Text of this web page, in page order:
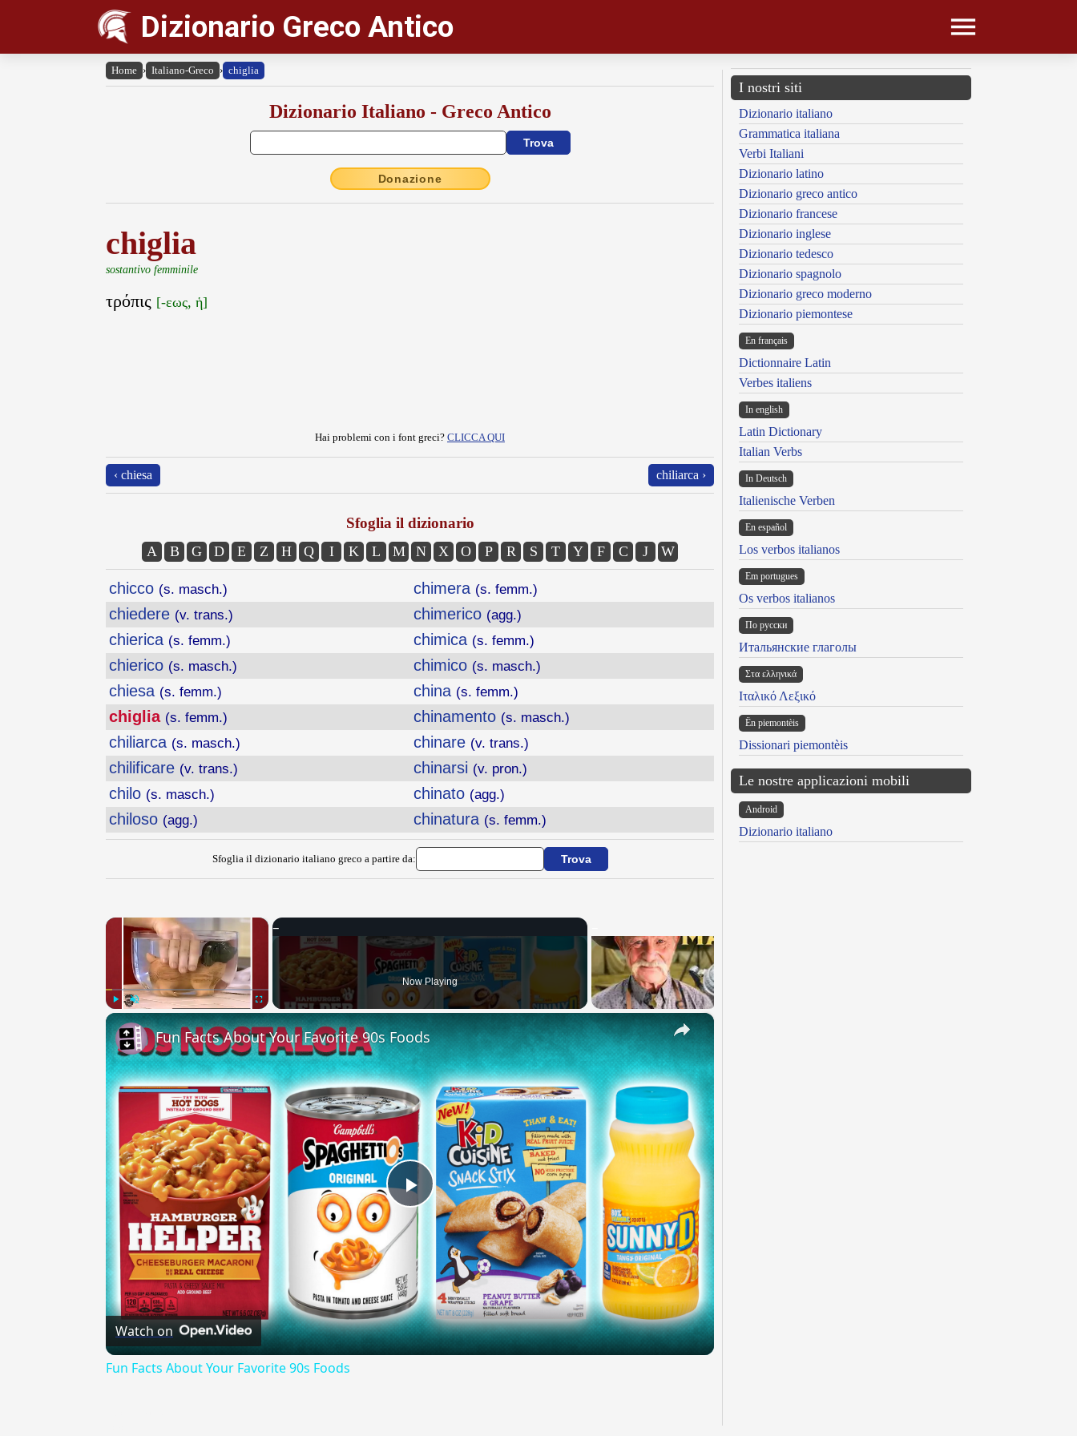
Dizionario Greco Antico
Home › Italiano-Greco › chiglia
Dizionario Italiano - Greco Antico
Donazione
chiglia
sostantivo femminile
τρόπις [-εως, ἡ]
Hai problemi con i font greci? CLICCA QUI
‹ chiesa chiliarca ›
Sfoglia il dizionario
A B G D E Z H Q I K L M N X O P R S T Y F C J W
chicco (s. masch.)
chiedere (v. trans.)
chierica (s. femm.)
chierico (s. masch.)
chiesa (s. femm.)
chiglia (s. femm.)
chiliarca (s. masch.)
chilificare (v. trans.)
chilo (s. masch.)
chiloso (agg.)
chimera (s. femm.)
chimerico (agg.)
chimica (s. femm.)
chimico (s. masch.)
china (s. femm.)
chinamento (s. masch.)
chinare (v. trans.)
chinarsi (v. pron.)
chinato (agg.)
chinatura (s. femm.)
Sfoglia il dizionario italiano greco a partire da:
×
Now Playing
×
Play
Video
Fun Facts About Your Favorite 90s Foods
Watch on
Fun Facts About Your Favorite 90s Foods
I nostri siti
Dizionario italiano
Grammatica italiana
Verbi Italiani
Dizionario latino
Dizionario greco antico
Dizionario francese
Dizionario inglese
Dizionario tedesco
Dizionario spagnolo
Dizionario greco moderno
Dizionario piemontese
En français
Dictionnaire Latin
Verbes italiens
In english
Latin Dictionary
Italian Verbs
In Deutsch
Italienische Verben
En español
Los verbos italianos
Em portugues
Os verbos italianos
По русски
Итальянские глаголы
Στα ελληνικά
Ιταλικό Λεξικό
Ën piemontèis
Dissionari piemontèis
Le nostre applicazioni mobili
Android
Dizionario italiano